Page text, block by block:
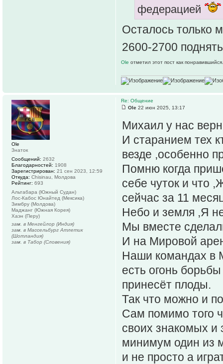
федерацией
Осталось только
2600-2700
Ole отметил этот пост как понравившийся.
Re: Общение
Ole 22 июн 2025, 13:17
Михаил у нас
И старанием тех
везде ,особенно
Помню когда
себе чуток и что
сейчас за 11
Небо и земля ,Я
Мы вместе
И на Мировой
Наши командах в
есть огонь
принесёт плоды.
Так что можно и
Сам помимо того
своих знакомых и
минимум один из
и не просто а
Ole
Знаток
Сообщений: 2632
Благодарностей: 1908
Зарегистрирован: 21 сен 2023, 12:59
Откуда: Chisinau, Молдова
Рейтинг: 693
Альтабара (Южный Судан)
Лос-Кабос Юнайтед (Мексика)
Зимбру (Молдова)
Маджанг (Южная Корея)
Хаэн (Перу)
зам. в Менгейлор (Индия)
зам. в Массельбург Атлетик
(Шотландия)
зам. в Табор (Словения)